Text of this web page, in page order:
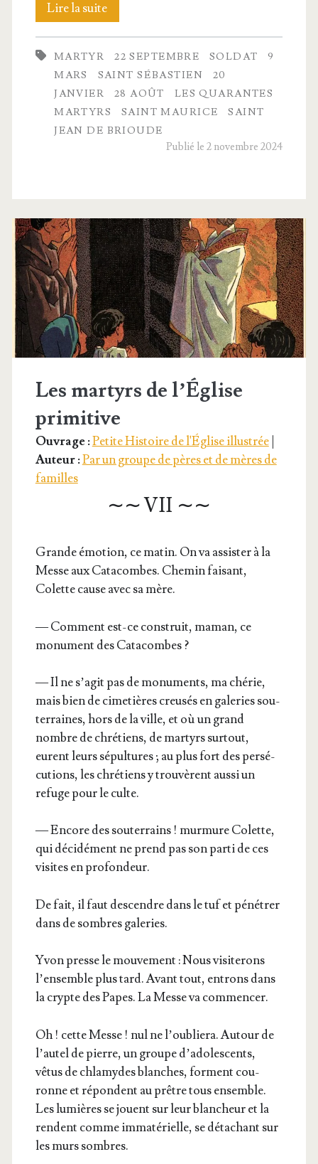
Lire la suiteQuelques
saints
sol­
dats
n°2
MARTYR 22 SEPTEMBRE SOLDAT
9
MARS
SAINT SÉBASTIEN
20
JANVIER
28 AOÛT
LES QUARANTES
MARTYRS
SAINT MAURICE
SAINT
JEAN DE BRIOUDE
Publié le 2 novembre 2024
Les martyrs de l’Église
primitive
Ouvrage :Petite Histoire de l'Église illustrée|
Auteur :Par un groupe de pères et de mères de
familles
∼∼ VII ∼∼
Grande émo­tion, ce matin. On va assis­ter à la
Messe aux Cata­combes. Che­min fai­sant,
Colette cause avec sa mère.
— Com­ment est-ce construit, maman, ce
monu­ment des Catacombes ?
— Il ne s’a­git pas de monu­ments, ma ché­rie,
mais bien de cime­tières creu­sés en gale­ries sou­
ter­raines, hors de la ville, et où un grand
nombre de chré­tiens, de mar­tyrs sur­tout,
eurent leurs sépul­tures ; au plus fort des per­sé­
cu­tions, les chré­tiens y trou­vèrent aus­si un
refuge pour le culte.
— Encore des sou­ter­rains ! mur­mure Colette,
qui déci­dé­ment ne prend pas son par­ti de ces
visites en profondeur.
De fait, il faut des­cendre dans le tuf et péné­trer
dans de sombres galeries.
Yvon presse le mou­ve­ment : Nous visi­te­rons
l’en­semble plus tard. Avant tout, entrons dans
la crypte des Papes. La Messe va commencer.
Oh ! cette Messe ! nul ne l’ou­blie­ra. Autour de
l’au­tel de pierre, un groupe d’a­do­les­cents,
vêtus de chla­mydes blanches, forment cou­
ronne et répondent au prêtre tous ensemble.
Les lumières se jouent sur leur blan­cheur et la
rendent comme imma­té­rielle, se déta­chant sur
les murs sombres.